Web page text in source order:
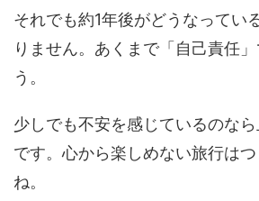
それでも約1年後がどうなってい
りません。あくまで「自己責任
う。
少しでも不安を感じているのな
です。心から楽しめない旅行は
ね。